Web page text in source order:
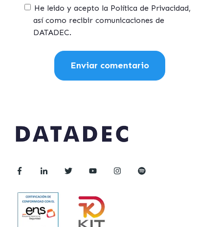
He leido y acepto la Política de Privacidad,
así como recibir comunicaciones de
DATADEC.